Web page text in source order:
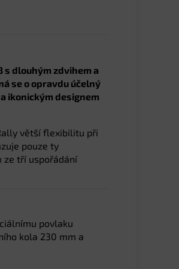
s dlouhým zdvihem a
se o opravdu účelný
ikonickým designem
větší flexibilitu při
pouze ty
ze tří uspořádání
povlaku
kola 230 mm a